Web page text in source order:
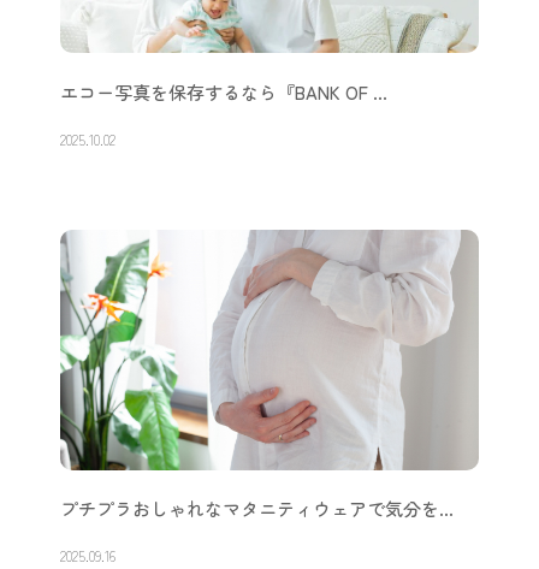
エコー写真を保存するなら『BANK OF …
2025.10.02
プチプラおしゃれなマタニティウェアで気分を…
2025.09.16